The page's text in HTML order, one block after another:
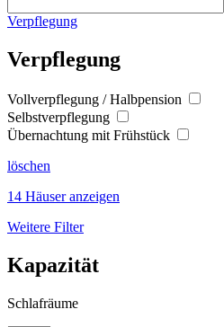
Verpflegung
Verpflegung
Vollverpflegung / Halbpension
Selbstverpflegung
Übernachtung mit Frühstück
löschen
14 Häuser anzeigen
Weitere Filter
Kapazität
Schlafräume